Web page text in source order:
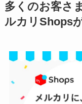
多くのお客さ
ルカリShops